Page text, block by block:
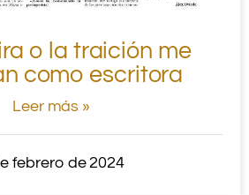
o la traición me
como escritora
Leer más »
febrero de 2024